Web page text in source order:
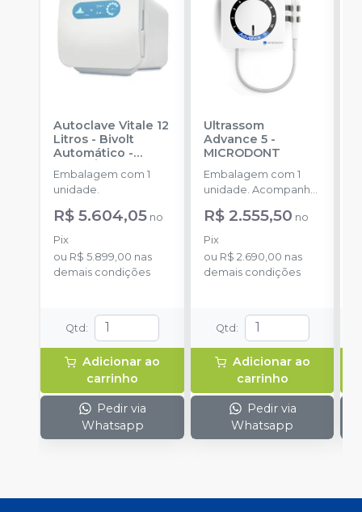
Autoclave Vitale 12
Litros - Bivolt
Automático -
CRISTÓFOLI
Embalagem com 1
unidade.
R$ 5.604,05 no
Pix
ou R$ 5.899,00 nas
demais condições
Qtd :
Adicionar ao
carrinho
Pedir via
Whatsapp
Ultrassom
Advance 5-
MICRODONT
Embalagem com 1
unidade. Acompanha
um conjunto de cinco
pontas inclusas no kit:
2 pontas G1, 1 ponta
G2, 1 ponta G4 e 1
ponta P1.
R$ 2.555,50 no
Pix
ou R$ 2.690,00 nas
demais condições
Qtd :
Adicionar ao
carrinho
Pedir via
Whatsapp